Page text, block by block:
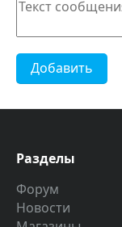
Добавить
Разделы
Форум
Новости